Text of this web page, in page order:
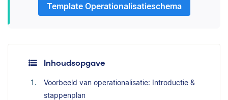
Template Operationalisatieschema
Inhoudsopgave
Voorbeeld van operationalisatie: Introductie &
stappenplan